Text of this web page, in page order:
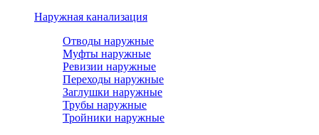
Наружная канализация
Отводы наружные
Муфты наружные
Ревизии наружные
Переходы наружные
Заглушки наружные
Трубы наружные
Тройники наружные